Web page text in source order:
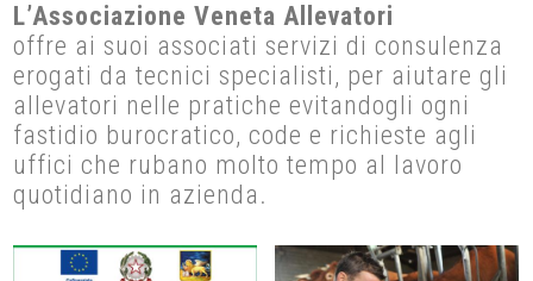
L’Associazione Veneta Allevatori
offre ai suoi associati servizi di consulenza
erogati da tecnici specialisti, per aiutare gli
allevatori nelle pratiche evitandogli ogni
fastidio burocratico, code e richieste agli
uffici che rubano molto tempo al lavoro
quotidiano in azienda.